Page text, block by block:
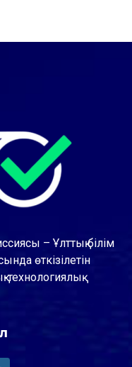
– Ұлттық білім
өткізілетін